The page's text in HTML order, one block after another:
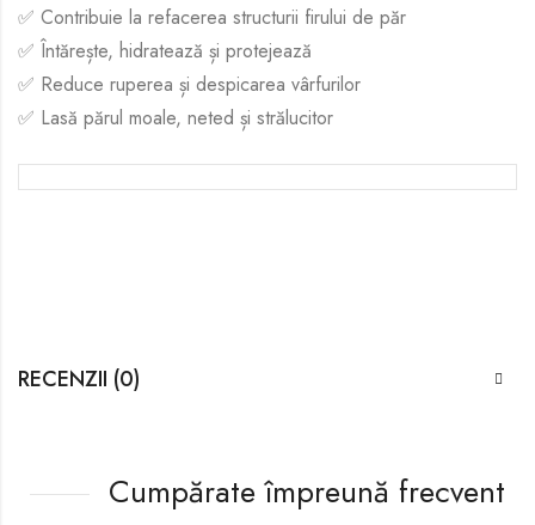
✅ Contribuie la refacerea structurii firului de păr
✅ Întărește, hidratează și protejează
✅ Reduce ruperea și despicarea vârfurilor
✅ Lasă părul moale, neted și strălucitor
RECENZII (0)
Cumpărate împreună frecvent